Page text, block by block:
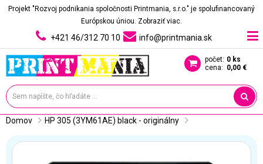
Projekt "Rozvoj podnikania spoločnosti Printmania, s.r.o." je spolufinancovaný
Európskou úniou. Zobraziť viac.
+421 46/312 70 10 info@printmania.sk
počet: 0 ks
cena: 0,00 €
Domov HP 305 (3YM61AE) black - originálny